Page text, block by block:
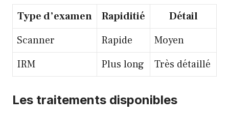
Type d’examen Rapiditié
Détail
Scanner
Rapide
Moyen
IRM
Plus long Très détaillé
Les traitements disponibles